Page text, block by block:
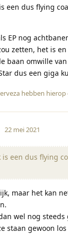
een dus flying
EP nog
zetten, het is
baan omwille
dus een giga
hebben hierop
22 mei 2021
is een dus flying
maar het kan
wel nog
staan gewoon